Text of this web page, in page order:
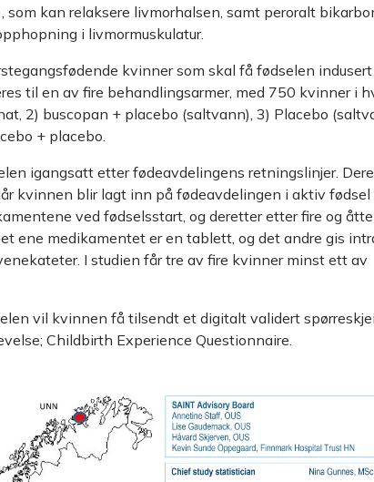
som kan relaksere livmorhalsen, samt peroralt
i livmormuskulatur.
kvinner som skal få fødselen indusert
til en av fire behandlingsarmer, med 750 kvinner i
2) buscopan + placebo (saltvann), 3) Placebo
+ placebo.
igangsatt etter fødeavdelingens retnings­linjer.
kvinnen blir lagt inn på fødeavdelingen i aktiv
ved fødselsstart, og deretter etter fire og
ene medikamentet er en tablett, og det andre gis
I studien får tre av fire kvinner minst ett av
vil kvinnen få tilsendt et digitalt validert
Childbirth Experience Questionnaire.